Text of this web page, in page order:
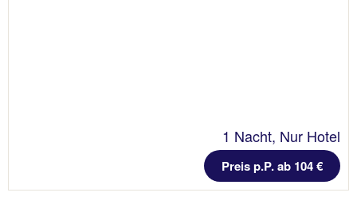
1 Nacht, Nur Hotel
Preis p.P. ab 104 €